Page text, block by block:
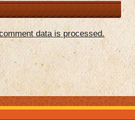
data is processed.